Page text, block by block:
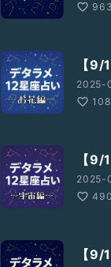
963
【9/
2025-
【9/
2025-
490
【